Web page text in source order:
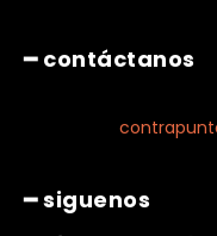
━ contáctanos
━ siguenos